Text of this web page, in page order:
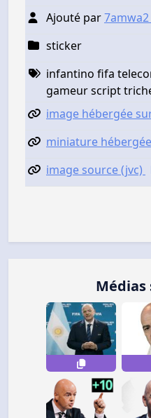
Ajouté par7amwa2
sticker
infantino fifa
gameur script
image hébergée
miniature
image source (jvc)